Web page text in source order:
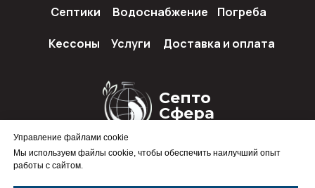
Управление файлами cookie
Мы используем файлы cookie, чтобы обеспечить наилучший опыт
работы с сайтом.
Септо
Сфера
Септики Водоснабжение Погреба
Кессоны Услуги Доставка и оплата